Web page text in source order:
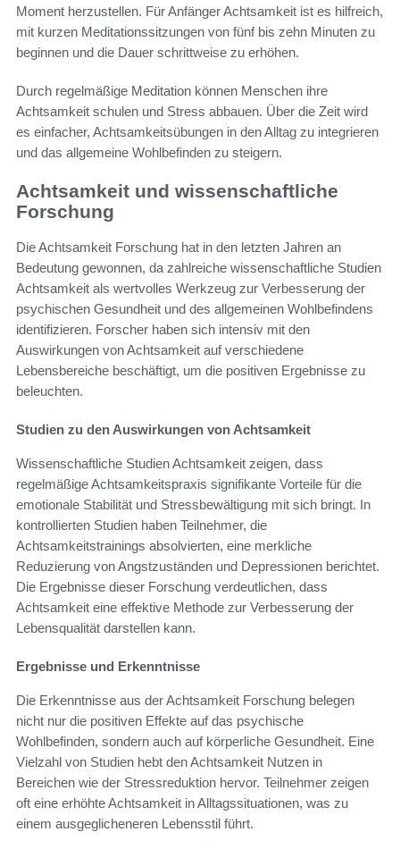
Moment herzustellen. Für Anfänger Achtsamkeit ist es hilfreich,
mit kurzen Meditationssitzungen von fünf bis zehn Minuten zu
beginnen und die Dauer schrittweise zu erhöhen.
Durch regelmäßige Meditation können Menschen ihre
Achtsamkeit schulen und Stress abbauen. Über die Zeit wird
es einfacher, Achtsamkeitsübungen in den Alltag zu integrieren
und das allgemeine Wohlbefinden zu steigern.
Achtsamkeit und wissenschaftliche
Forschung
Die Achtsamkeit Forschung hat in den letzten Jahren an
Bedeutung gewonnen, da zahlreiche wissenschaftliche Studien
Achtsamkeit als wertvolles Werkzeug zur Verbesserung der
psychischen Gesundheit und des allgemeinen Wohlbefindens
identifizieren. Forscher haben sich intensiv mit den
Auswirkungen von Achtsamkeit auf verschiedene
Lebensbereiche beschäftigt, um die positiven Ergebnisse zu
beleuchten.
Studien zu den Auswirkungen von Achtsamkeit
Wissenschaftliche Studien Achtsamkeit zeigen, dass
regelmäßige Achtsamkeitspraxis signifikante Vorteile für die
emotionale Stabilität und Stressbewältigung mit sich bringt. In
kontrollierten Studien haben Teilnehmer, die
Achtsamkeitstrainings absolvierten, eine merkliche
Reduzierung von Angstzuständen und Depressionen berichtet.
Die Ergebnisse dieser Forschung verdeutlichen, dass
Achtsamkeit eine effektive Methode zur Verbesserung der
Lebensqualität darstellen kann.
Ergebnisse und Erkenntnisse
Die Erkenntnisse aus der Achtsamkeit Forschung belegen
nicht nur die positiven Effekte auf das psychische
Wohlbefinden, sondern auch auf körperliche Gesundheit. Eine
Vielzahl von Studien hebt den Achtsamkeit Nutzen in
Bereichen wie der Stressreduktion hervor. Teilnehmer zeigen
oft eine erhöhte Achtsamkeit in Alltagssituationen, was zu
einem ausgeglicheneren Lebensstil führt.